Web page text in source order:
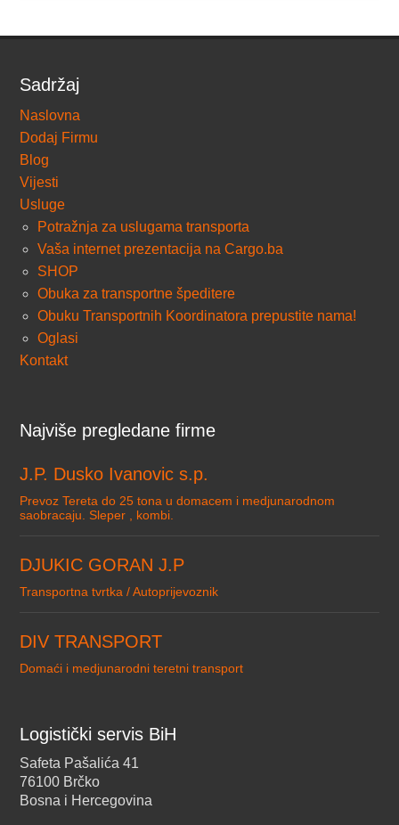
Sadržaj
Naslovna
Dodaj Firmu
Blog
Vijesti
Usluge
Potražnja za uslugama transporta
Vaša internet prezentacija na Cargo.ba
SHOP
Obuka za transportne špeditere
Obuku Transportnih Koordinatora prepustite nama!
Oglasi
Kontakt
Najviše pregledane firme
J.P. Dusko Ivanovic s.p.
Prevoz Tereta do 25 tona u domacem i medjunarodnom
saobracaju. Sleper , kombi.
DJUKIC GORAN J.P
Transportna tvrtka / Autoprijevoznik
DIV TRANSPORT
Domaći i medjunarodni teretni transport
Logistički servis BiH
Safeta Pašalića 41
76100 Brčko
Bosna i Hercegovina